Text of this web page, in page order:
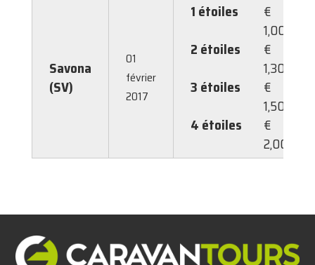
Savona
(SV)
01
février
2017
1 étoiles
€
1,00
2 étoiles
€
1,30
3 étoiles
€
1,50
4 étoiles
€
2,00